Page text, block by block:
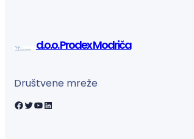
d.o.o. Prodex Modriča
Društvene mreže
Facebook Twitter YouTube LinkedIn